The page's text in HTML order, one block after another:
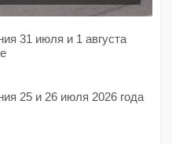
31 июля и 1 августа
25 и 26 июля 2026 года